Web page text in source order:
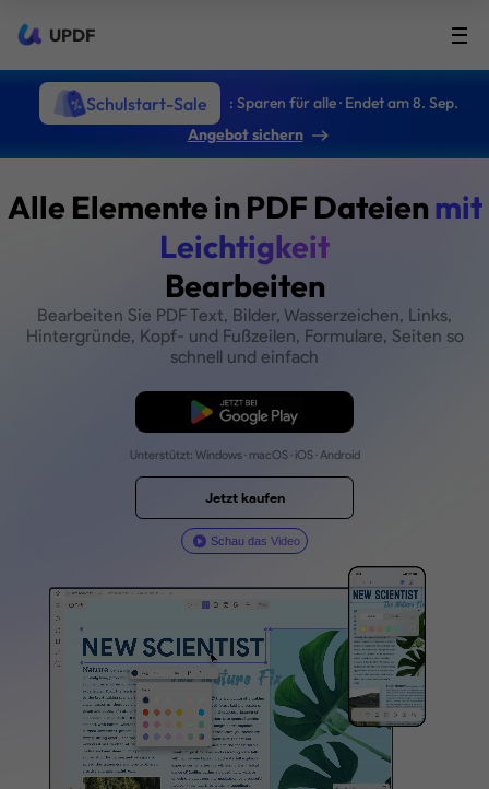
UPDF
Schulstart-Sale
: Sparen für alle · Endet am 8. Sep.
Angebot sichern
Alle Elementein PDF
Leichtigkeit
Bearbeiten
Bearbeiten Sie PDF Text, Bilder,
Hintergründe, Kopf- und Fußzeilen,
schnell und einfach
Kostenloser Download
Unterstützt: Windows · macOS · iOS · Android
Jetzt kaufen
Schau das Video